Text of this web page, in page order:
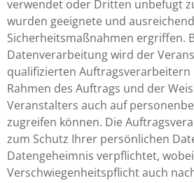
verwendet oder Dritten unbefugt
wurden geeignete und
Sicherheitsmaßnahmen ergriffen.
Datenverarbeitung wird der
qualifizierten
Rahmen des Auftrags und der
Veranstalters auch auf
zugreifen können. Die
zum Schutz Ihrer persönlichen
Datengeheimnis verpflichtet,
Verschwiegenheitspflicht auch